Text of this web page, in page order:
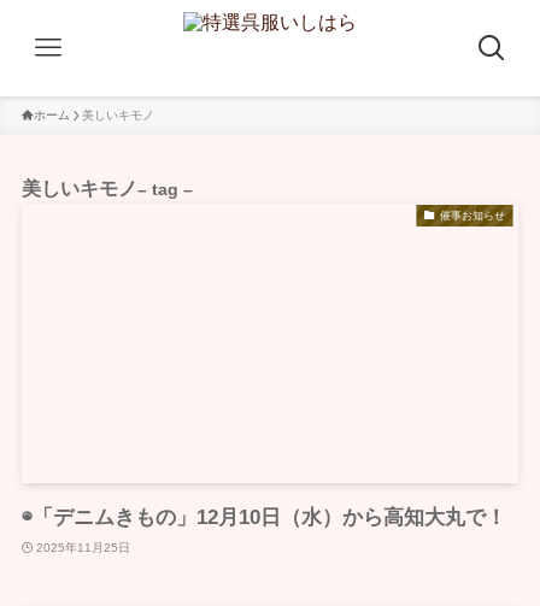
ホーム 美しいキモノ
美しいキモノ– tag –
催事お知らせ
◉「デニムきもの」12月10日（水）から高知大丸で！
2025年11月25日